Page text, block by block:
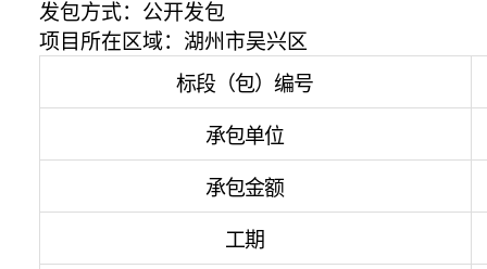
发包方式：公开发包
项目所在区域：湖州市吴兴区
标段（包）编号
承包单位
承包金额
工期